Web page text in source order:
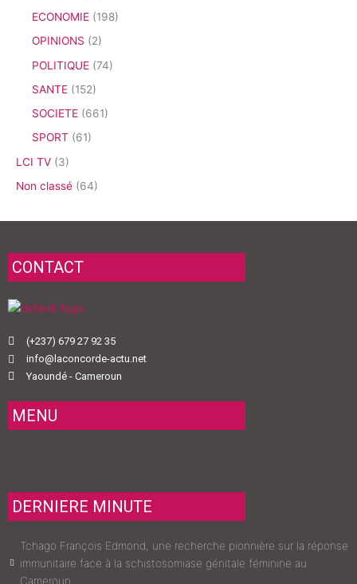
ECONOMIE (198)
OPINIONS (2)
POLITIQUE (74)
SANTE (152)
SOCIETE (661)
SPORT (61)
LCI TV (3)
Non classé (64)
CONTACT
(+237) 679 27 92 35
info@laconcorde-actu.net
Yaoundé - Cameroun
MENU
DERNIERE MINUTE
Tchago François Edmond, une recherche pionnière sur la réponse
immunitaire face à la schistosomiase génitale féminine au
Cameroun